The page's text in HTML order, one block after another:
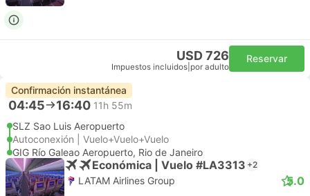
USD 726
Impuestos incluidos por adulto
Reservar
Confirmación instantánea
04:45 16:40 11h 55m
SLZ Sao Luis Aeropuerto
Autoconexión | Vuelo+Vuelo+Vuelo
GIG Río Galeao Aeropuerto, Rio de Janeiro
Económica | Vuelo #LA3313 +2
LATAM Airlines Group 5.0